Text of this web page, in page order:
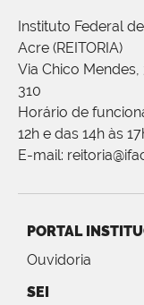
Instituto Federal
Acre (REITORIA)
Via Chico
310
Horário de
12h e das 14h às
E-mail:
PORTAL
Ouvidoria
SEI